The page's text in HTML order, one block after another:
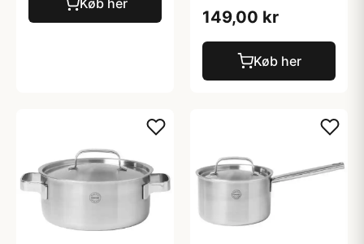
Køb her
149,00 kr
Køb her